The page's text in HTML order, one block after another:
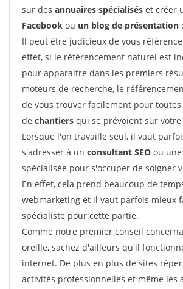
sur des annuaires spécialisés et créer
Facebook ou un blog de présentation
Il peut être judicieux de vous
effet, si le référencement naturel est
pour apparaitre dans les premiers
moteurs de recherche, le
de vous trouver facilement pour toutes
de chantiers qui se prévoient sur votre
Lorsque l'on travaille seul, il vaut
s'adresser à un consultant SEO ou
spécialisée pour s'occuper de soigner
En effet, cela prend beaucoup de
webmarketing et il vaut parfois mieux
spécialiste pour cette partie.
Comme notre premier conseil
oreille, sachez d'ailleurs qu'il
internet. De plus en plus de sites
activités professionnelles et même les